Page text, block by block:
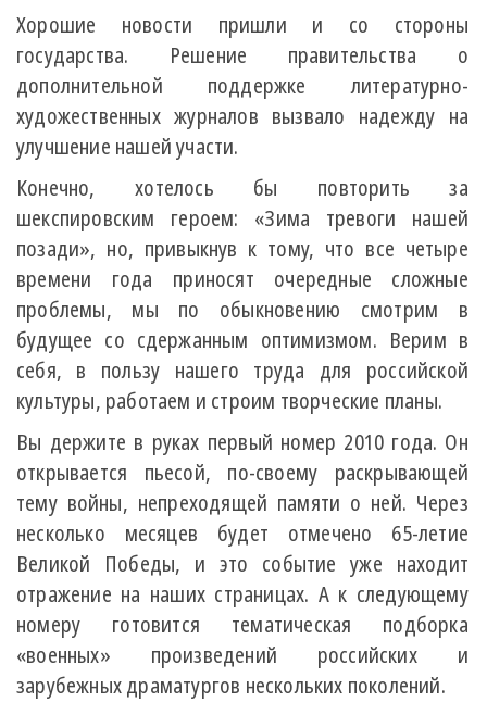
Хорошие новости пришли и со стороны
государства. Решение правительства о
дополнительной поддержке литературно-
художественных журналов вызвало надежду на
улучшение нашей участи.
Конечно, хотелось бы повторить за
шекспировским героем: «Зима тревоги нашей
позади», но, привыкнув к тому, что все четыре
времени года приносят очередные сложные
проблемы, мы по обыкновению смотрим в
будущее со сдержанным оптимизмом. Верим в
себя, в пользу нашего труда для российской
культуры, работаем и строим творческие планы.
Вы держите в руках первый номер 2010 года. Он
открывается пьесой, по-своему раскрывающей
тему войны, непреходящей памяти о ней. Через
несколько месяцев будет отмечено 65-летие
Великой Победы, и это событие уже находит
отражение на наших страницах. А к следующему
номеру готовится тематическая подборка
«военных» произведений российских и
зарубежных драматургов нескольких поколений.